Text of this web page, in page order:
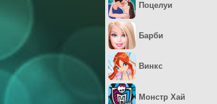
Поцелуи
Барби
Винкс
Монстр Хай